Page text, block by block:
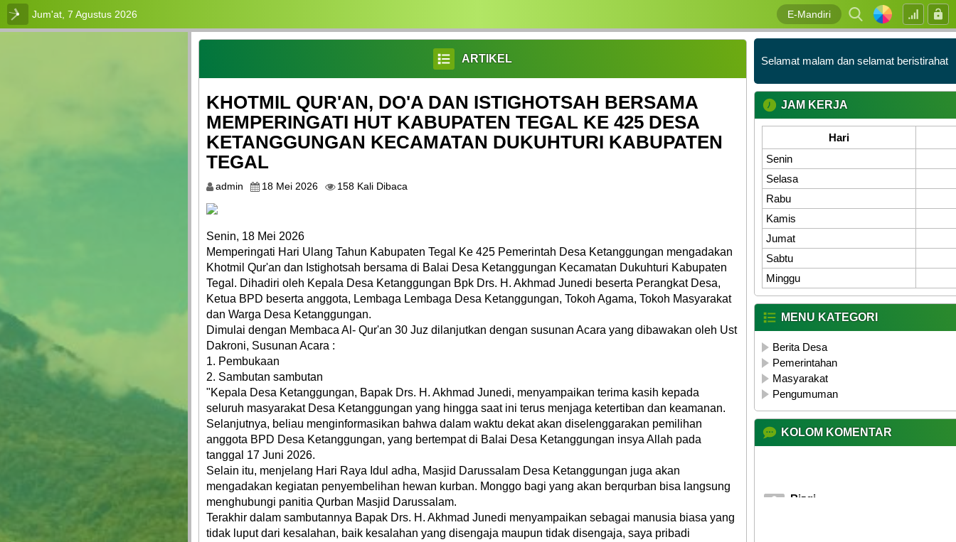
Jum'at, 7 Agustus 2026 E-Mandiri
DESA
GALERI
MASYARAKAT
ARTIKEL
KHOTMIL QUR'AN, DO'A DAN ISTIGHOTSAH BERSAMA
MEMPERINGATI HUT KABUPATEN TEGAL KE 425 DESA
KETANGGUNGAN KECAMATAN DUKUHTURI KABUPATEN
TEGAL
admin 18 Mei 2026 158 Kali Dibaca
Senin, 18 Mei 2026
Memperingati Hari Ulang Tahun Kabupaten Tegal Ke 425 Pemerintah Desa Ketanggungan mengadakan
Khotmil Qur'an dan Istighotsah bersama di Balai Desa Ketanggungan Kecamatan Dukuhturi Kabupaten
Tegal. Dihadiri oleh Kepala Desa Ketanggungan Bpk Drs. H. Akhmad Junedi beserta Perangkat Desa,
Ketua BPD beserta anggota, Lembaga Lembaga Desa Ketanggungan, Tokoh Agama, Tokoh Masyarakat
dan Warga Desa Ketanggungan.
Dimulai dengan Membaca Al- Qur'an 30 Juz dilanjutkan dengan susunan Acara yang dibawakan oleh Ust
Dakroni, Susunan Acara :
1. Pembukaan
2. Sambutan sambutan
​"Kepala Desa Ketanggungan, Bapak Drs. H. Akhmad Junedi, menyampaikan terima kasih kepada
seluruh masyarakat Desa Ketanggungan yang hingga saat ini terus menjaga ketertiban dan keamanan.
Selanjutnya, beliau menginformasikan bahwa dalam waktu dekat akan diselenggarakan pemilihan
anggota BPD Desa Ketanggungan, yang bertempat di Balai Desa Ketanggungan insya Allah pada
tanggal 17 Juni 2026.
​Selain itu, menjelang Hari Raya Idul adha, Masjid Darussalam Desa Ketanggungan juga akan
mengadakan kegiatan penyembelihan hewan kurban. Monggo bagi yang akan berqurban bisa langsung
menghubungi panitia Qurban Masjid Darussalam.
Terakhir dalam sambutannya Bapak Drs. H. Akhmad Junedi menyampaikan ​sebagai manusia biasa yang
tidak luput dari kesalahan, baik kesalahan yang disengaja maupun tidak disengaja, saya pribadi
Selamat malam dan selamat beristirahat
JAM KERJA
Hari
Senin
Selasa
Rabu
Kamis
Jumat
Sabtu
Minggu
MENU KATEGORI
Berita Desa
Pemerintahan
Masyarakat
Pengumuman
KOLOM KOMENTAR